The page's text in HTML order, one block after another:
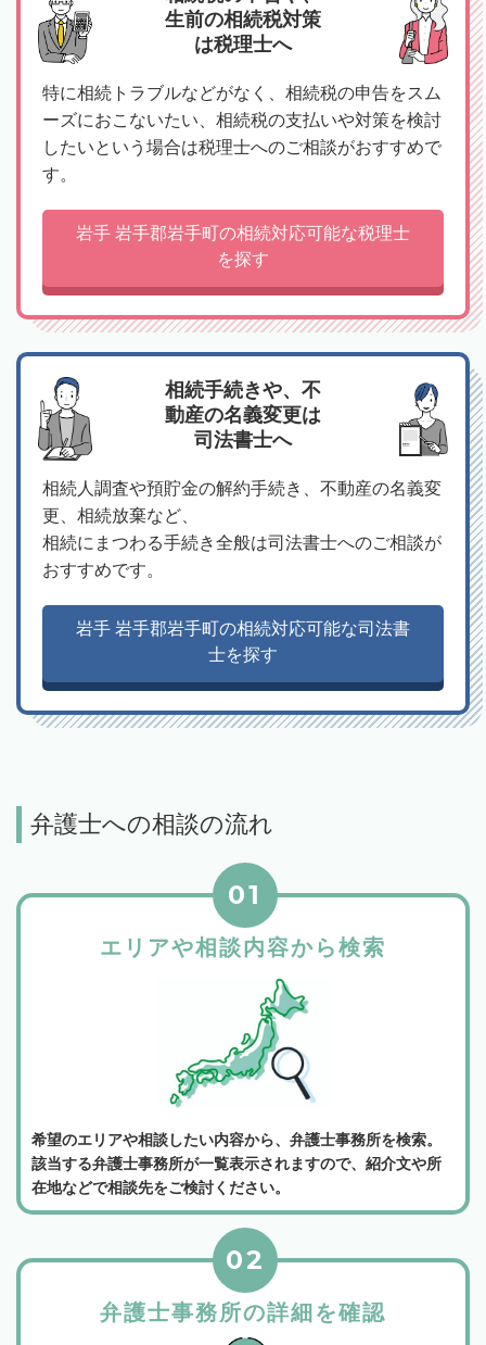
生前の相続税対策
は税理士へ
特に相続トラブルなどがなく、相続税の申告をスム
ーズにおこないたい、相続税の支払いや対策を検討
したいという場合は税理士へのご相談がおすすめで
す。
岩手 岩手郡岩手町の相続対応可能な税理士
を探す
相続手続きや、不
動産の名義変更は
司法書士へ
相続人調査や預貯金の解約手続き、不動産の名義変
更、相続放棄など、
相続にまつわる手続き全般は司法書士へのご相談が
おすすめです。
岩手 岩手郡岩手町の相続対応可能な司法書
士を探す
弁護士への相談の流れ
エリアや相談内容から検索
01
希望のエリアや相談したい内容から、弁護士事務所を検索。
該当する弁護士事務所が一覧表示されますので、紹介文や所
在地などで相談先をご検討ください。
弁護士事務所の詳細を確認
02